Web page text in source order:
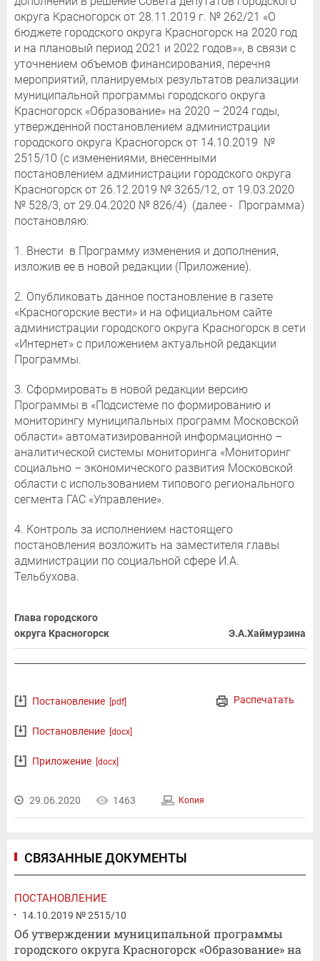
округа Красногорск от 28.11.2019 г. № 262/21 «О
бюджете городского округа Красногорск на 2020 год
и на плановый период 2021 и 2022 годов»», в связи с
уточнением объемов финансирования, перечня
мероприятий, планируемых результатов реализации
муниципальной программы городского округа
Красногорск «Образование» на 2020 – 2024 годы,
утвержденной постановлением администрации
городского округа Красногорск от 14.10.2019 №
2515/10 (с изменениями, внесенными
постановлением администрации городского округа
Красногорск от 26.12.2019 № 3265/12, от 19.03.2020
№ 528/3, от 29.04.2020 № 826/4) (далее - Программа)
постановляю:
1. Внести в Программу изменения и дополнения,
изложив ее в новой редакции (Приложение).
2. Опубликовать данное постановление в газете
«Красногорские вести» и на официальном сайте
администрации городского округа Красногорск в сети
«Интернет» с приложением актуальной редакции
Программы.
3. Сформировать в новой редакции версию
Программы в «Подсистеме по формированию и
мониторингу муниципальных программ Московской
области» автоматизированной информационно –
аналитической системы мониторинга «Мониторинг
социально – экономического развития Московской
области с использованием типового регионального
сегмента ГАС «Управление».
4. Контроль за исполнением настоящего
постановления возложить на заместителя главы
администрации по социальной сфере И.А.
Тельбухова.
Глава городского
округа Красногорск
Э.А.Хаймурзина
Распечатать
Постановление [pdf]
Постановление [docx]
Приложение [docx]
29.06.2020 1463 Копия
СВЯЗАННЫЕ ДОКУМЕНТЫ
ПОСТАНОВЛЕНИЕ
14.10.2019 № 2515/10
Об утверждении муниципальной программы
городского округа Красногорск «Образование» на